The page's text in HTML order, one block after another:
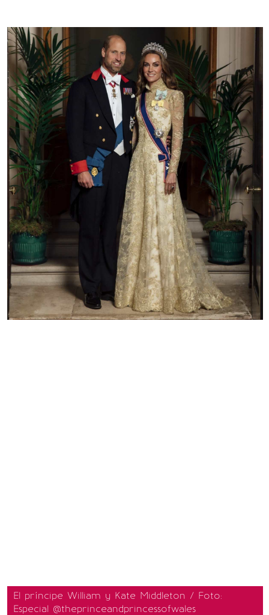
El príncipe William y Kate Middleton / Foto:
Especial @theprinceandprincessofwales